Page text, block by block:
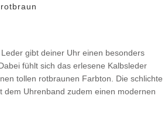
gibt deiner Uhr einen besonders
fühlt sich das erlesene Kalbsleder
tollen rotbraunen Farbton. Die schlichte
dem Uhrenband zudem einen modernen